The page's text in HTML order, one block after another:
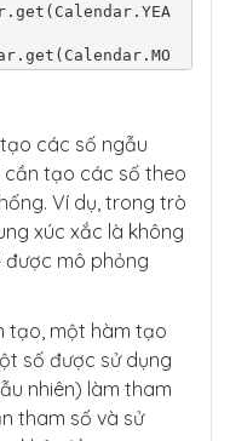
day);
các số ngẫu
cần tạo các số theo
Ví dụ, trong trò
xúc xắc là không
được mô phỏng
tạo, một hàm tạo
số được sử dụng
nhiên) làm tham
tham số và sử